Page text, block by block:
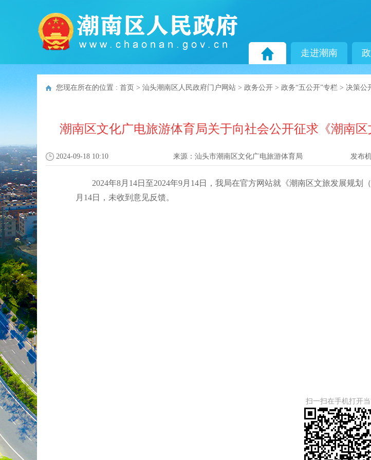
走进潮南
您现在所在的位置 : 首页 > 汕头潮南区人民政府门户网站 > 政务公开 > 政务“五公开”专栏 > 决策公
潮南区文化广电旅游体育局关于向社会公开征求《潮南
2024-09-18 10:10 来源： 汕头市潮南区文化广电旅游体育局 发布
2024年8月14日至2024年9月14日，我局在官方网站就《潮南区文旅发展规划
月14日，未收到意见反馈。
扫一扫在手机打开当